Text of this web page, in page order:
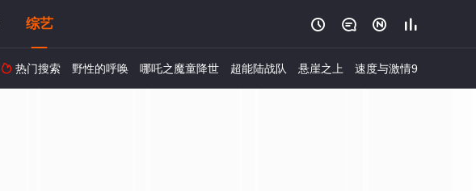
综艺    
 热门搜索 野性的呼唤 哪吒之魔童降世 超能陆战队 悬崖之上 速度与激情9